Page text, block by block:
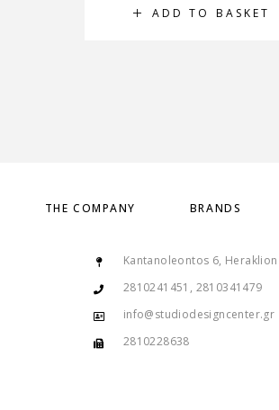
ADD TO BASKET
THE COMPANY BRANDS
Kantanoleontos 6,
2810241451, 2810341479
info@studiodesigncenter.gr
2810228638